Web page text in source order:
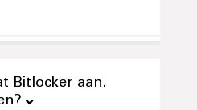
Bitlocker aan.